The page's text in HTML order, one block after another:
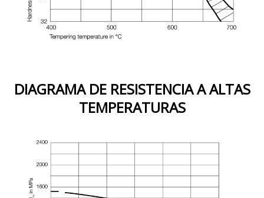
DIAGRAMA DE RESISTENCIA A ALTAS
TEMPERATURAS